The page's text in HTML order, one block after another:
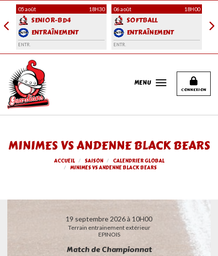
05 août 18H30
SENIOR-BD4
ENTRAÎNEMENT
ENTR.
06 août 18H00
SOFTBALL
ENTRAÎNEMENT
ENTR.
CONNEXION
MENU
MINIMES VS ANDENNE BLACK BEARS
ACCUEIL SAISON
CALENDRIER GLOBAL
MINIMES VS ANDENNE BLACK BEARS
19 septembre 2026 à 10H00
Terrain entrainement extérieur
EPINOIS
Match de Championnat
Panneau de gestion des cookies